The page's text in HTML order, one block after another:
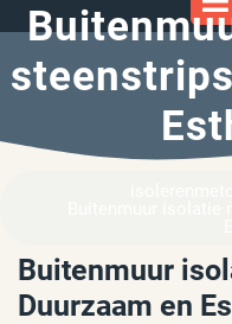
Buitenmuur
Duurzaam en